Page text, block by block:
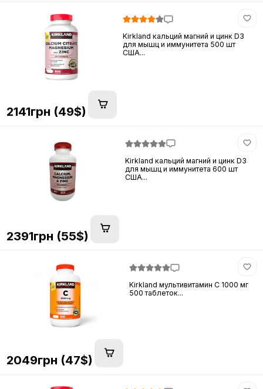
Kirkland кальций магний и цинк D3
для мышц и иммунитета 500 шт
США...
2141грн (49$)
Kirkland кальций магний и цинк D3
для мышц и иммунитета 600 шт
США...
2391грн (55$)
Kirkland мультивитамин C 1000 мг
500 таблеток...
2049грн (47$)